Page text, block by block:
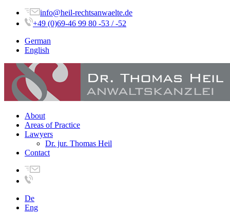
info@heil-rechtsanwaelte.de
+49 (0)69-46 99 80 -53 / -52
German
English
About
Areas of Practice
Lawyers
Dr. jur. Thomas Heil
Contact
De
Eng